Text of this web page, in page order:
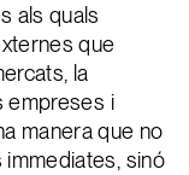
als quals
que
la
empreses i
manera que no
sinó